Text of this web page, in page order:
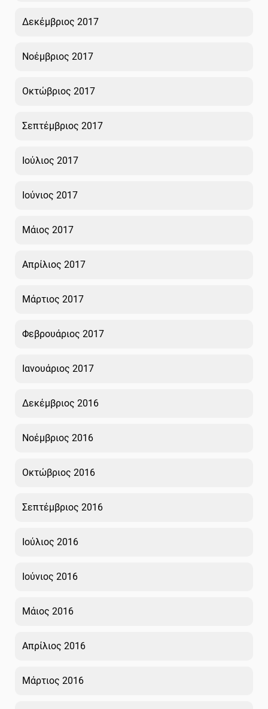
Δεκέμβριος 2017
Νοέμβριος 2017
Οκτώβριος 2017
Σεπτέμβριος 2017
Ιούλιος 2017
Ιούνιος 2017
Μάιος 2017
Απρίλιος 2017
Μάρτιος 2017
Φεβρουάριος 2017
Ιανουάριος 2017
Δεκέμβριος 2016
Νοέμβριος 2016
Οκτώβριος 2016
Σεπτέμβριος 2016
Ιούλιος 2016
Ιούνιος 2016
Μάιος 2016
Απρίλιος 2016
Μάρτιος 2016